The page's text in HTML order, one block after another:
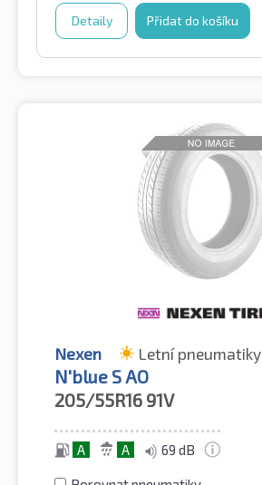
Detaily Přidat do košíku
Nexen Letní pneumatiky
N'blue S AO
205/55R16 91V
A A 69 dB